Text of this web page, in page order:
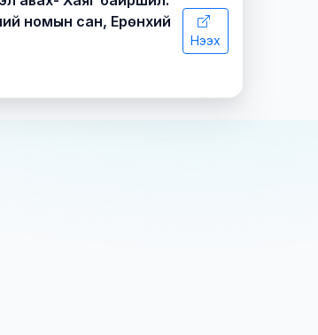
номын сан, Ерөнхий
Нээх